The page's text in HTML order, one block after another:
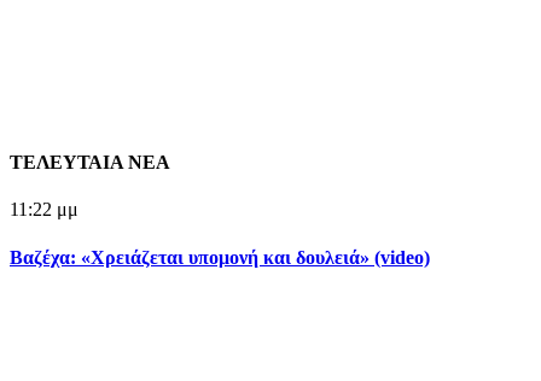
ΤΕΛΕΥΤΑΙΑ ΝΕΑ
11:22 μμ
Βαζέχα: «Χρειάζεται υπομονή και δουλειά» (video)